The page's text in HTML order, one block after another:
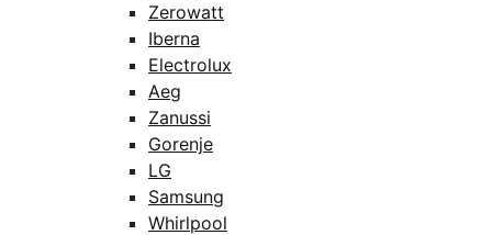
Zerowatt
Iberna
Electrolux
Aeg
Zanussi
Gorenje
LG
Samsung
Whirlpool